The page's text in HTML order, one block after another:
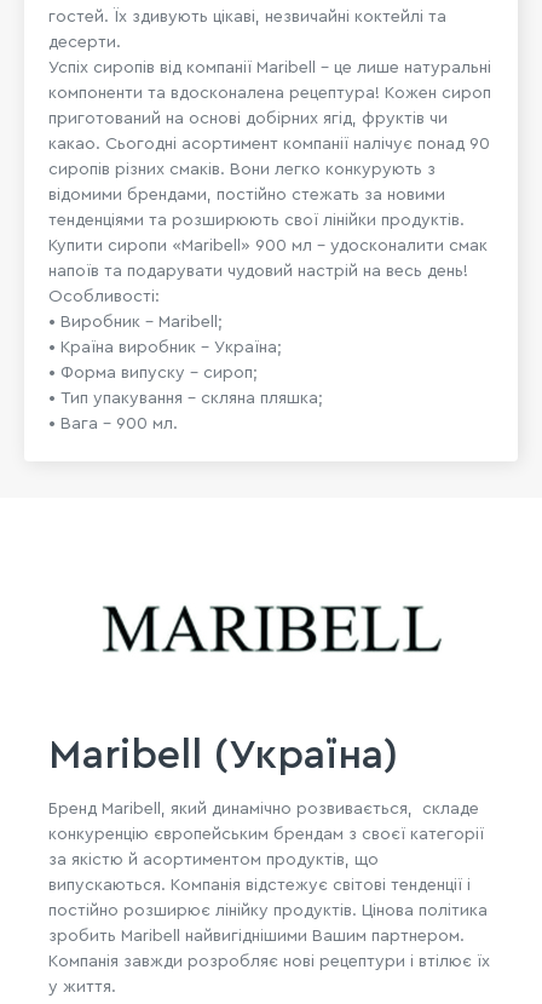
гостей. Їх здивують цікаві, незвичайні коктейлі та
десерти.
Успіх сиропів від компанії Maribell – це лише натуральні
компоненти та вдосконалена рецептура! Кожен сироп
приготований на основі добірних ягід, фруктів чи
какао. Сьогодні асортимент компанії налічує понад 90
сиропів різних смаків. Вони легко конкурують з
відомими брендами, постійно стежать за новими
тенденціями та розширюють свої лінійки продуктів.
Купити сиропи «Maribell» 900 мл – удосконалити смак
напоїв та подарувати чудовий настрій на весь день!
Особливості:
• Виробник – Maribell;
• Країна виробник – Україна;
• Форма випуску – сироп;
• Тип упакування – скляна пляшка;
• Вага – 900 мл.
Maribell (Україна)
Бренд Maribell, який динамічно розвивається, складе
конкуренцію європейським брендам з своєї категорії
за якістю й асортиментом продуктів, що
випускаються. Компанія відстежує світові тенденції і
постійно розширює лінійку продуктів. Цінова політика
зробить Maribell найвигіднішими Вашим партнером.
Компанія завжди розробляє нові рецептури і втілює їх
у життя.